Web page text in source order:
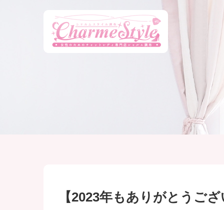
【2023年もありがとうご